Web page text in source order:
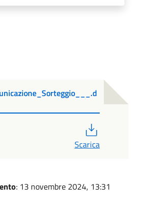
Scarica
: 13 novembre 2024, 13:31